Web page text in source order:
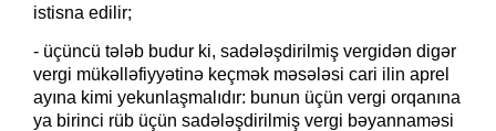
istisna edilir;
- üçüncü tələb budur ki, sadələşdirilmiş vergidən digər
vergi mükəlləfiyyətinə keçmək məsələsi cari ilin aprel
ayına kimi yekunlaşmalıdır: bunun üçün vergi orqanına
ya birinci rüb üçün sadələşdirilmiş vergi bəyannaməsi